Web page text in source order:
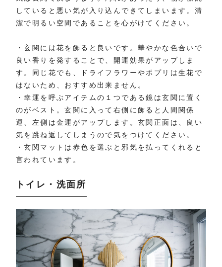
していると悪い気が入り込んできてしまいます。清
潔で明るい空間であることを心がけてください。
・玄関には花を飾ると良いです。華やかな色合いで
良い香りを発することで、開運効果がアップしま
す。同じ花でも、ドライフラワーやポプリは生花で
はないため、おすすめ出来ません。
・幸運を呼ぶアイテムの１つである鏡は玄関に置く
のがベスト。玄関に入って右側に飾ると人間関係
運、左側は金運がアップします。玄関正面は、良い
気を跳ね返してしまうので気をつけてください。
・玄関マットは赤色を選ぶと邪気を払ってくれると
言われています。
トイレ・洗面所